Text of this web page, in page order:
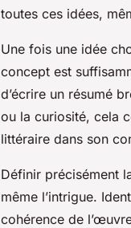
toutes ces idées,
Une fois une idée
concept est
d’écrire un résumé
ou la curiosité, cela
littéraire dans son
Définir précisément
même l’intrigue.
cohérence de